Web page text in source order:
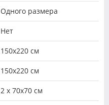
Одного размера
Нет
150х220 см
150х220 см
2 х 70х70 см